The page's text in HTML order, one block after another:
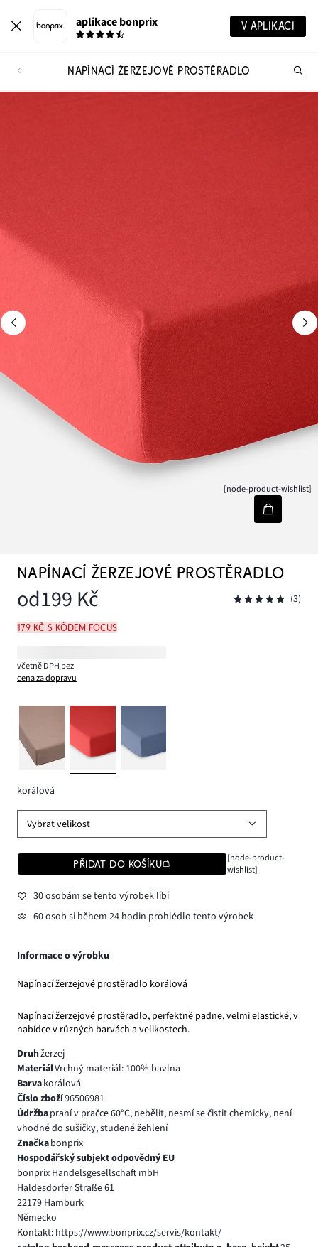
aplikace bonprix V APLIKACI
NAPÍNACÍ ŽERZEJOVÉ PROSTĚRADLO
[node-product-wishlist]
NAPÍNACÍ ŽERZEJOVÉ PROSTĚRADLO
od199 Kč (3)
179 Kč s kódem FOCUS
včetně DPH bez
cena za dopravu
korálová
Vybrat velikost
PŘIDAT DO KOŠÍKU
[node-product-
wishlist]
30 osobám se tento výrobek líbí
60 osob si během 24 hodin prohlédlo tento výrobek
Informace o výrobku
Napínací žerzejové prostěradlo korálová
Napínací žerzejové prostěradlo, perfektně padne, velmi elastické, v
nabídce v různých barvách a velikostech.
Druhžerzej
MateriálVrchný materiál: 100% bavlna
Barvakorálová
Číslo zboží96506981
Údržbapraní v pračce 60°C, nebělit, nesmí se čistit chemicky, není
vhodné do sušičky, studené žehlení
Značkabonprix
Hospodářský subjekt odpovědný EU
bonprix Handelsgesellschaft mbH
Haldesdorfer Straße 61
22179 Hamburk
Německo
Kontakt: https://www.bonprix.cz/servis/kontakt/